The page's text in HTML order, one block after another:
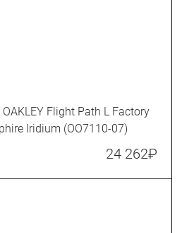
Flight Path L Factory
Iridium (OO7110-07)
24 262₽